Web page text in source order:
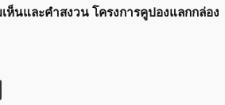
นและคำสงวน โครงการคูปองแลกกล่อง